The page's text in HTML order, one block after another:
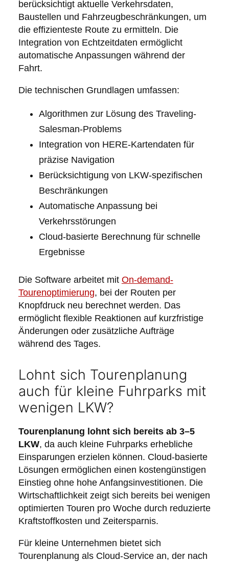
berücksichtigt aktuelle Verkehrsdaten,
Baustellen und Fahrzeugbeschränkungen, um
die effizienteste Route zu ermitteln. Die
Integration von Echtzeitdaten ermöglicht
automatische Anpassungen während der
Fahrt.
Die technischen Grundlagen umfassen:
Algorithmen zur Lösung des Traveling-
Salesman-Problems
Integration von HERE-Kartendaten für
präzise Navigation
Berücksichtigung von LKW-spezifischen
Beschränkungen
Automatische Anpassung bei
Verkehrsstörungen
Cloud-basierte Berechnung für schnelle
Ergebnisse
Die Software arbeitet mit On-demand-
Tourenoptimierung, bei der Routen per
Knopfdruck neu berechnet werden. Das
ermöglicht flexible Reaktionen auf kurzfristige
Änderungen oder zusätzliche Aufträge
während des Tages.
Lohnt sich Tourenplanung
auch für kleine Fuhrparks mit
wenigen LKW?
Tourenplanung lohnt sich bereits ab 3–5
LKW, da auch kleine Fuhrparks erhebliche
Einsparungen erzielen können. Cloud-basierte
Lösungen ermöglichen einen kostengünstigen
Einstieg ohne hohe Anfangsinvestitionen. Die
Wirtschaftlichkeit zeigt sich bereits bei wenigen
optimierten Touren pro Woche durch reduzierte
Kraftstoffkosten und Zeitersparnis.
Für kleine Unternehmen bietet sich
Tourenplanung als Cloud-Service an, der nach